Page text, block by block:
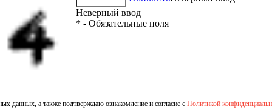
данных, а также подтверждаю ознакомление и согласие с Политикой
Неверный ввод
* - Обязательные поля